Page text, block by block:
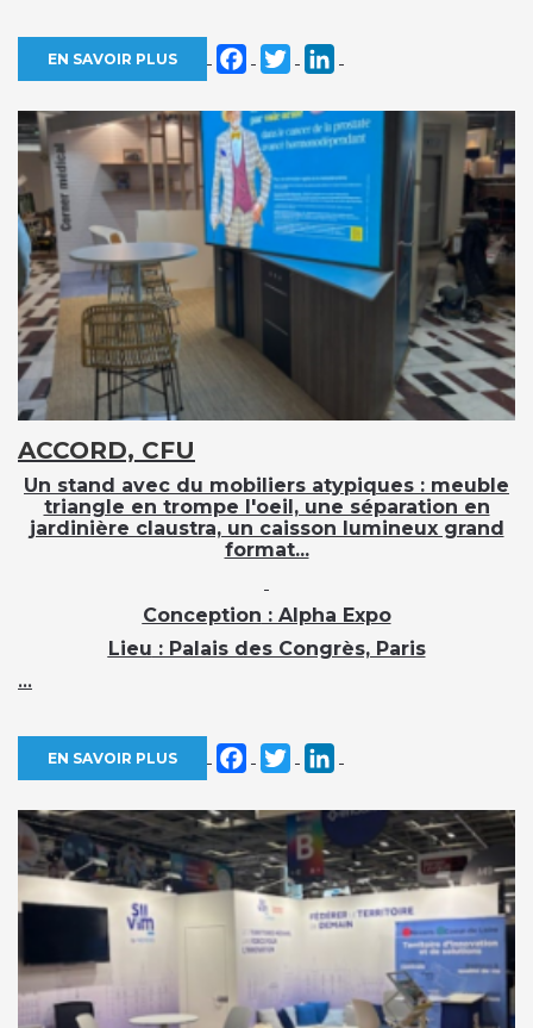
EN SAVOIR PLUS Facebook
Twitter
ACCORD, CFU
Un stand avec du mobiliers atypiques : meuble
triangle en trompe l'oeil, une séparation en
jardinière claustra, un caisson lumineux grand
format...
Conception : Alpha Expo
Lieu : Palais des Congrès, Paris
...
EN SAVOIR PLUS Facebook
Twitter